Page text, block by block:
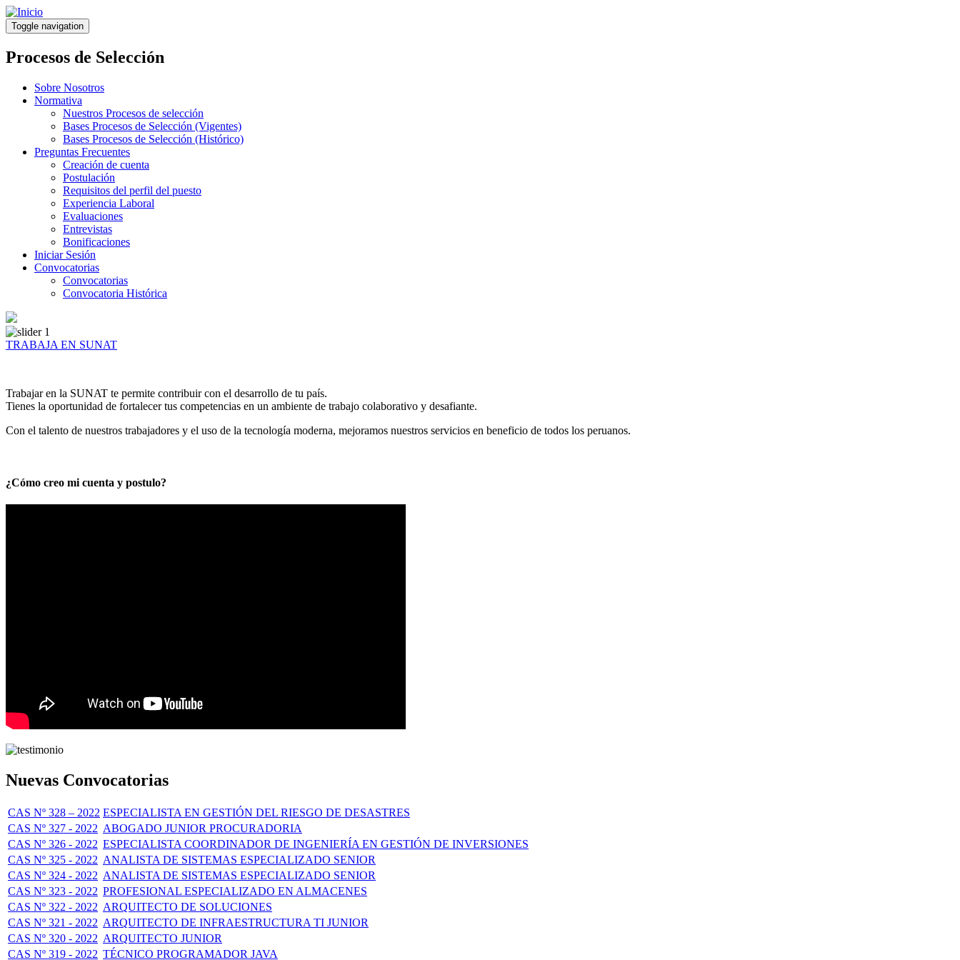
Pasar
al
contenido
principal
Toggle navigation
Procesos de Selección
Sobre Nosotros
Normativa
Nuestros Procesos de selección
Bases Procesos de Selección (Vigentes)
Bases Procesos de Selección (Histórico)
Preguntas Frecuentes
Creación de cuenta
Postulación
Requisitos del perfil del puesto
Experiencia Laboral
Evaluaciones
Entrevistas
Bonificaciones
Iniciar Sesión
Convocatorias
Convocatorias
Convocatoria Histórica
TRABAJA EN SUNAT
Trabajar en la SUNAT te permite contribuir con el desarrollo de tu país.
Tienes la oportunidad de fortalecer tus competencias en un ambiente de trabajo colaborativo y desafiante.
Con el talento de nuestros trabajadores y el uso de la tecnología moderna, mejoramos nuestros servicios en beneficio de todos los peruanos.
¿Cómo creo mi cuenta y postulo?
Nuevas Convocatorias
CAS Nº 328 – 2022 ESPECIALISTA EN GESTIÓN DEL RIESGO DE DESASTRES
CAS Nº 327 - 2022 ABOGADO JUNIOR PROCURADORIA
CAS Nº 326 - 2022 ESPECIALISTA COORDINADOR DE INGENIERÍA EN GESTIÓN DE INVERSIONES
CAS Nº 325 - 2022 ANALISTA DE SISTEMAS ESPECIALIZADO SENIOR
CAS Nº 324 - 2022 ANALISTA DE SISTEMAS ESPECIALIZADO SENIOR
CAS Nº 323 - 2022 PROFESIONAL ESPECIALIZADO EN ALMACENES
CAS Nº 322 - 2022 ARQUITECTO DE SOLUCIONES
CAS Nº 321 - 2022 ARQUITECTO DE INFRAESTRUCTURA TI JUNIOR
CAS Nº 320 - 2022 ARQUITECTO JUNIOR
CAS Nº 319 - 2022 TÉCNICO PROGRAMADOR JAVA